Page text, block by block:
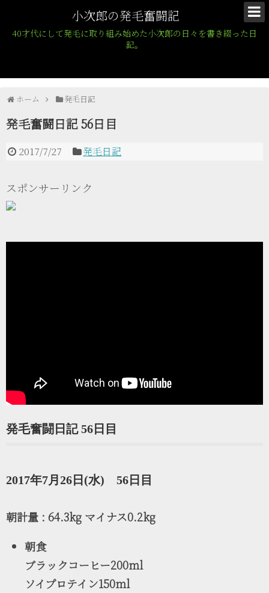
小次郎の発毛奮闘記
40才代にして発毛に取り組み始めた小次郎の日々を書き綴った日
記。
ホーム 発毛日記
発毛奮闘日記 56日目
2017/7/27 発毛日記
スポンサーリンク
発毛奮闘日記 56日目
2017年7月26日(水) 56日目
朝計量 : 64.3kg マイナス0.2kg
朝食
ブラックコーヒー200ml
ソイプロテイン150ml